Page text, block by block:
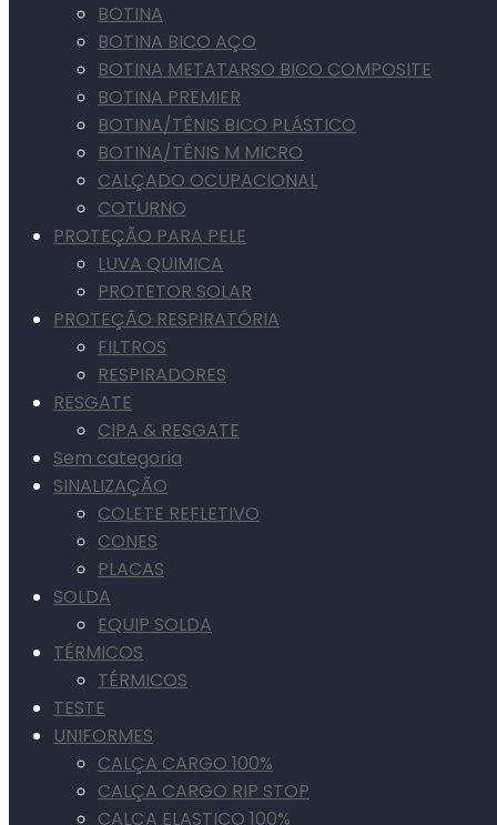
BOTINA
BOTINA BICO AÇO
BOTINA METATARSO BICO COMPOSITE
BOTINA PREMIER
BOTINA/TÊNIS BICO PLÁSTICO
BOTINA/TÊNIS M MICRO
CALÇADO OCUPACIONAL
COTURNO
PROTEÇÃO PARA PELE
LUVA QUIMICA
PROTETOR SOLAR
PROTEÇÃO RESPIRATÓRIA
FILTROS
RESPIRADORES
RESGATE
CIPA & RESGATE
Sem categoria
SINALIZAÇÃO
COLETE REFLETIVO
CONES
PLACAS
SOLDA
EQUIP SOLDA
TÉRMICOS
TÉRMICOS
TESTE
UNIFORMES
CALÇA CARGO 100%
CALÇA CARGO RIP STOP
CALÇA ELASTICO 100%